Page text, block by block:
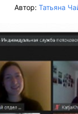
Автор: Татьяна